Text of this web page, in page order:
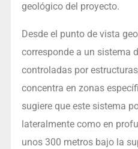
geológico del proyecto.
Desde el punto de vista
corresponde a un sistema
controladas por
concentra en zonas
sugiere que este sistema
lateralmente como en
unos 300 metros bajo la